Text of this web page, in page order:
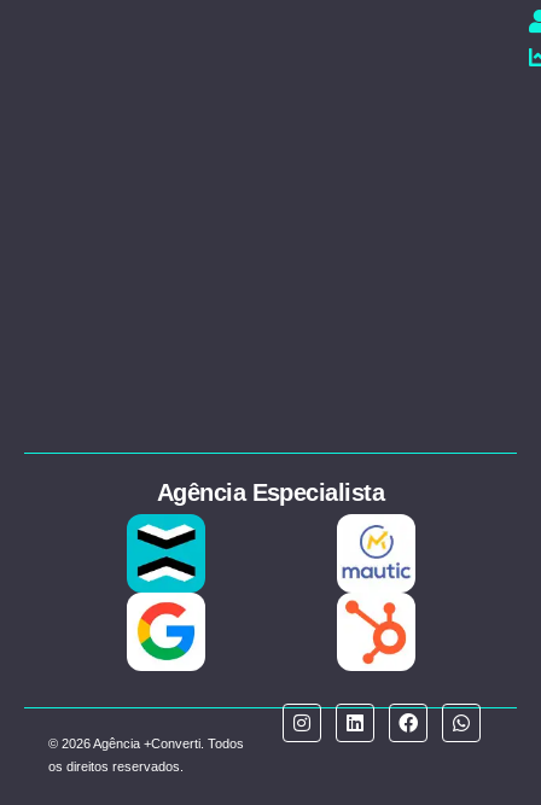
Agência Especialista
© 2026 Agência +Converti. Todos
os direitos reservados.